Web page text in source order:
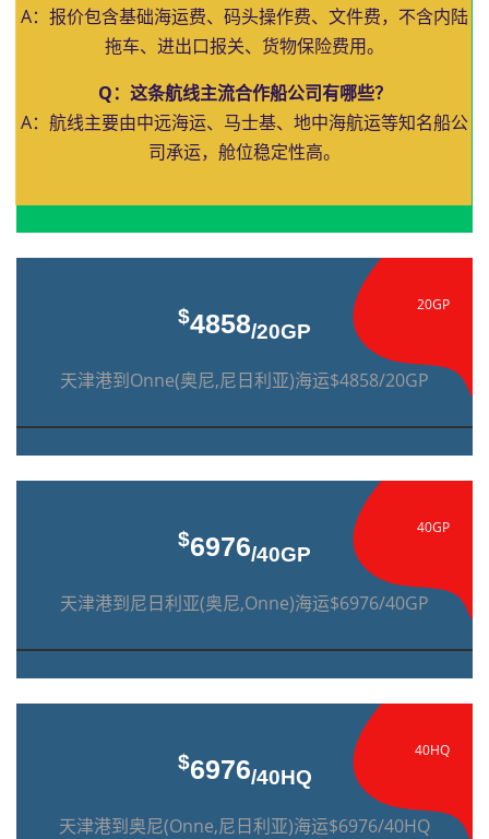
A：报价包含基础海运费、码头操作费、文件费，不含内陆
拖车、进出口报关、货物保险费用。
Q：这条航线主流合作船公司有哪些？
A：航线主要由中远海运、马士基、地中海航运等知名船公
司承运，舱位稳定性高。
20GP
$4858/20GP
天津港到Onne(奥尼,尼日利亚)海运$4858/20GP
40GP
$6976/40GP
天津港到尼日利亚(奥尼,Onne)海运$6976/40GP
40HQ
$6976/40HQ
天津港到奥尼(Onne,尼日利亚)海运$6976/40HQ